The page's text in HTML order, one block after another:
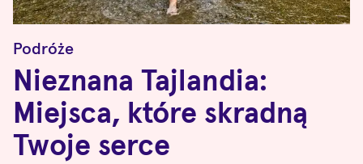
Podróże
Nieznana Tajlandia:
Miejsca, które skradną
Twoje serce